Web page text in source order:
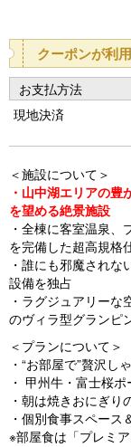
o
u
s
クーポンが利
お支払方法
現地決済
＜施設について＞
・山中湖エリアの
を望める絶景施設
・全棟に客室温泉
を完備した超高規格
・誰にも邪魔され
設備を独占
・ラグジュアリー
のヴィラ型グランピ
＜プランについて＞
・“お部屋で”贅沢し
・ 甲州牛・富士桜
・朝は焼きおにぎり
・個別食事スペース
※部屋食は「プレミ